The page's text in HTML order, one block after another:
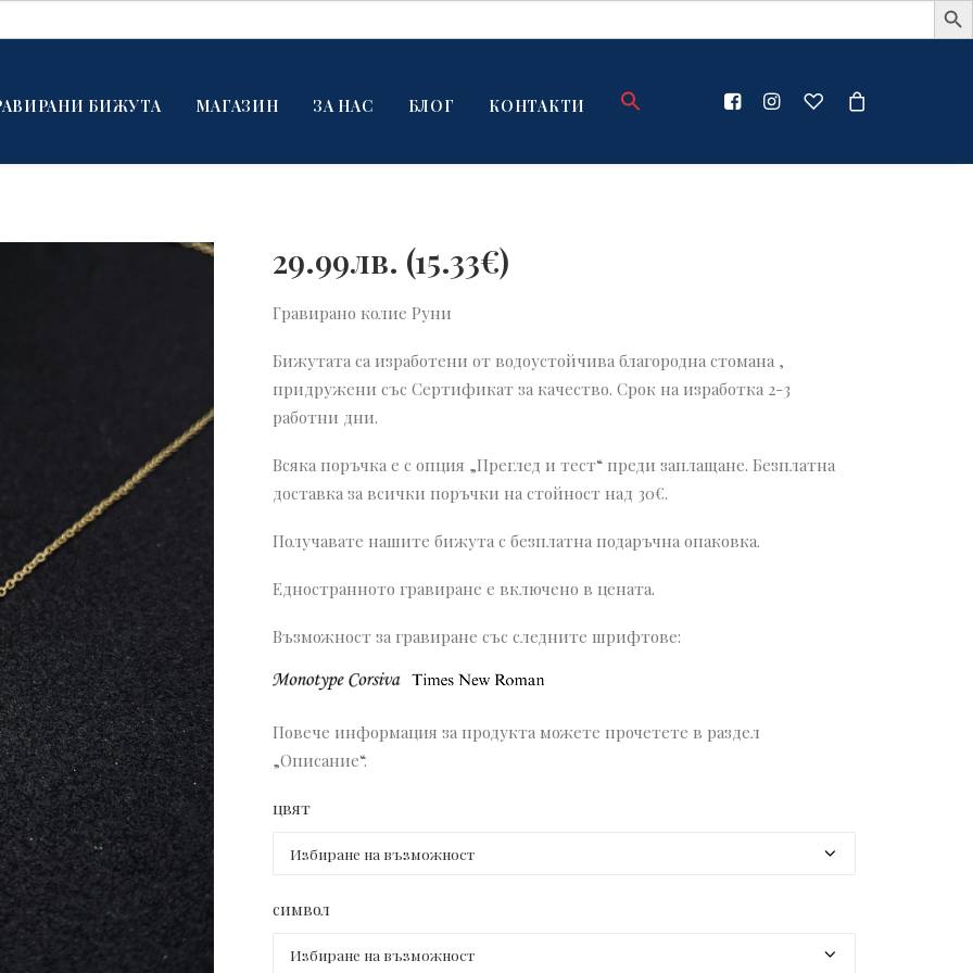
БИЖУТА МАГАЗИН ЗА НАС БЛОГ КОНТАКТИ
29.99лв. (15.33€)
Гравирано колие Руни
Бижутата са изработени от водоустойчива благородна стомана ,
придружени със Сертификат за качество. Срок на изработка 2-3
работни дни.
Всяка поръчка е с опция „Преглед и тест“ преди заплащане. Безплатна
доставка за всички поръчки на стойност над 30€.
Получавате нашите бижута с безплатна подаръчна опаковка.
Едностранното гравиране е включено в цената.
Възможност за гравиране със следните шрифтове:
Повече информация за продукта можете прочетете в раздел
„Описание“.
цвят
символ